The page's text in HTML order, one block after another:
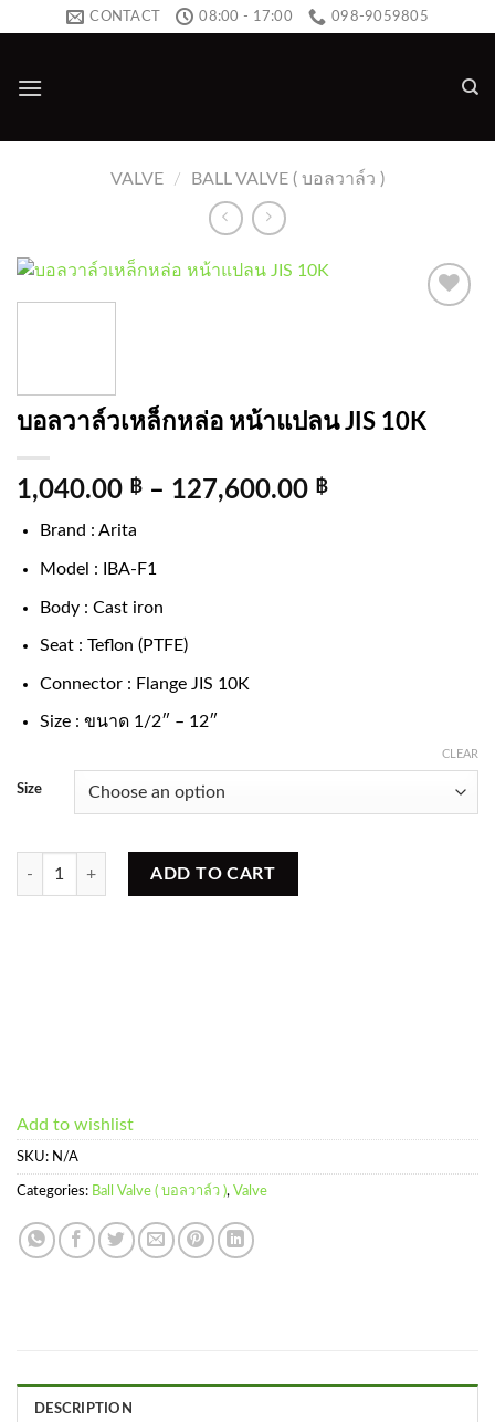
CONTACT 08:00 - 17:00 098-9059805
VALVE / BALL VALVE ( บอลวาล์ว )
บอลวาล์วเหล็กหล่อ หน้าแปลน JIS 10K
1,040.00 ฿ – 127,600.00 ฿
Brand : Arita
Model : IBA-F1
Body : Cast iron
Seat : Teflon (PTFE)
Connector : Flange JIS 10K
Size : ขนาด 1/2″ – 12″
Size
CLEAR
บอลวาล์วเหล็กหล่อ หน้าแปลน JIS 10K quantity
ADD TO CART
Add to wishlist
SKU: N/A
Categories: Ball Valve ( บอลวาล์ว ), Valve
DESCRIPTION